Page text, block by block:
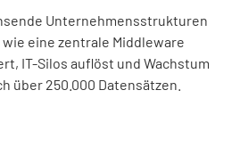
Unternehmensstrukturen
eine zentrale Middleware
IT-Silos auflöst und Wachstum
über 250.000 Datensätzen.